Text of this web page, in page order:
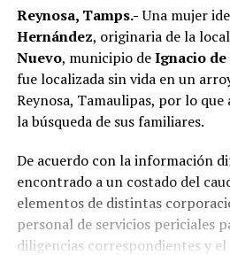
Reynosa, Tamps.-Una mujer
Hernández, originaria de la
Nuevo, municipio deIgnacio
fue localizada sin vida en un
Reynosa, Tamaulipas, por lo
la búsqueda de sus familiares.
De acuerdo con la información
encontrado a un costado del
elementos de distintas
personal de servicios periciales
diligencias correspondientes y